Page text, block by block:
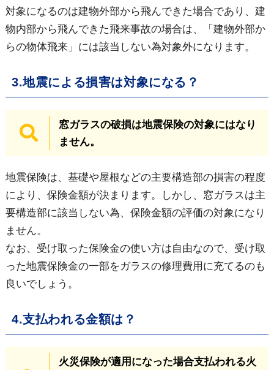
対象になるのは建物外部から飛んできた場合であり、建
物内部から飛んできた飛来事故の場合は、「建物外部か
らの物体飛来」には該当しない為対象外になります。
3.地震による損害は対象になる？
窓ガラスの破損は地震保険の対象にはなり
ません。
地震保険は、基礎や屋根などの主要構造部の損害の程度
により、保険金額が決まります。しかし、窓ガラスは主
要構造部に該当しない為、保険金額の評価の対象になり
ません。
なお、受け取った保険金の使い方は自由なので、受け取
った地震保険金の一部をガラスの修理費用に充てるのも
良いでしょう。
4.支払われる金額は？
火災保険が適用になった場合支払われる火